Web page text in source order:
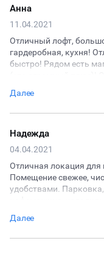
Анна
11.04.2021
Отличный лофт,
гардеробная, кухня!
быстро! Рядом есть
Далее
Надежда
04.04.2021
Отличная локация для
Помещение свежее,
удобствами.
и отзывчивый
Далее